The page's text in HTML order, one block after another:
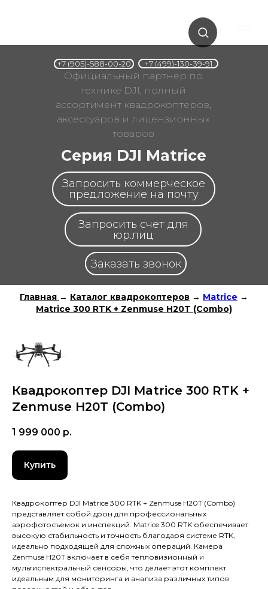
Серия DJI Matrice
Официальный партнер по
технике DJI, полный
ассортимент квадрокоптеров,
аксессуаров и лицензионных
товаров
Заказать звонок
Запросить коммерческое
предложение на почту
Запросить счет для
юр.лиц
+7 (499)-130-39-91
+7 (905)-588-00-20
Главная → Каталог квадрокоптеров → Matrice →
Matrice 300 RTK + Zenmuse H20T (Combo)
Квадрокоптер DJI Matrice 300 RTK +
Zenmuse H20T (Combo)
1 999 000 р.
Купить
Квадрокоптер DJI Matrice 300 RTK + Zenmuse H20T (Combo)
представляет собой дрон для профессиональных
аэрофотосъемок и инспекций. Matrice 300 RTK обеспечивает
высокую стабильность и точность благодаря системе RTK,
идеально подходящей для сложных операций. Камера
Zenmuse H20T включает в себя тепловизионный и
мультиспектральный сенсоры, что делает этот комплект
идеальным для мониторинга и анализа различных типов